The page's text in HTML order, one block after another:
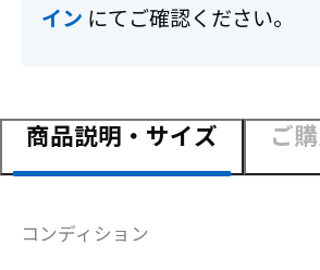
イン にてご確認ください。
商品説明・サイズ ご
コンディション